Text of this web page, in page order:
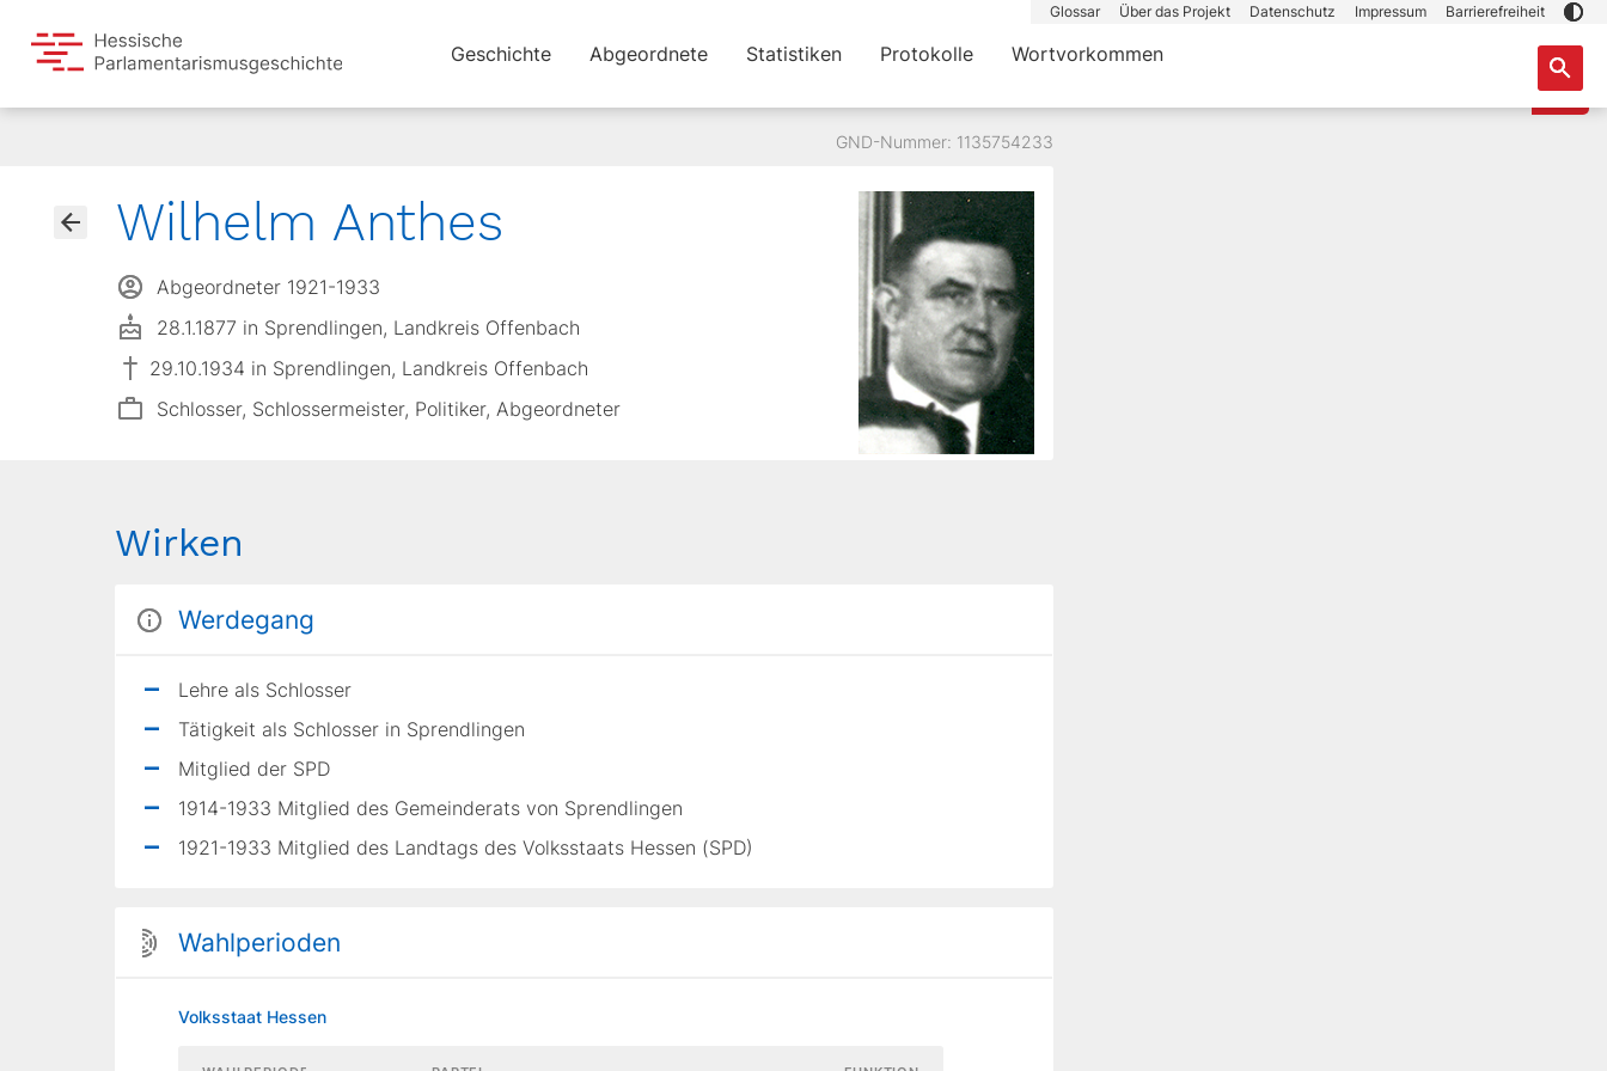
Glossar Über das Projekt Datenschutz Impressum Barrierefreiheit
Geschichte Abgeordnete Statistiken Protokolle Wortvorkommen
GND-Nummer: 1135754233
Wilhelm Anthes
Abgeordneter 1921-1933
28.1.1877 in Sprendlingen, Landkreis Offenbach
29.10.1934 in Sprendlingen, Landkreis Offenbach
Schlosser, Schlossermeister, Politiker, Abgeordneter
Wirken
Werdegang
Lehre als Schlosser
Tätigkeit als Schlosser in Sprendlingen
Mitglied der SPD
1914-1933 Mitglied des Gemeinderats von Sprendlingen
1921-1933 Mitglied des Landtags des Volksstaats Hessen (SPD)
Wahlperioden
Volksstaat Hessen